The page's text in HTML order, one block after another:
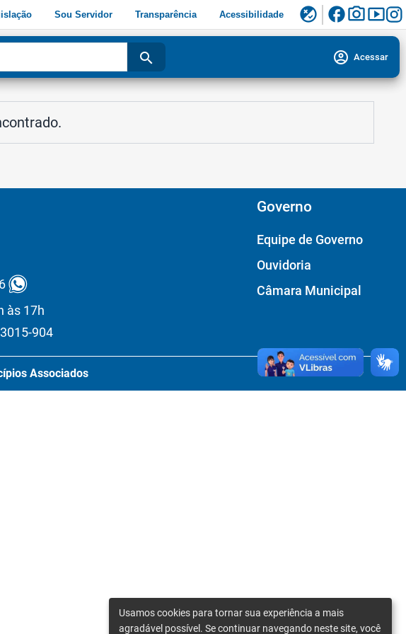
Sou Servidor Transparência Acessibilidade flaky facebookphoto_camerasmart_display
search account_circle Acessar
às 17h
904
Governo
Equipe de Governo
Ouvidoria
Câmara Municipal
Associados
Usamos cookies para tornar sua experiência a mais
agradável possível. Se continuar navegando neste site, você